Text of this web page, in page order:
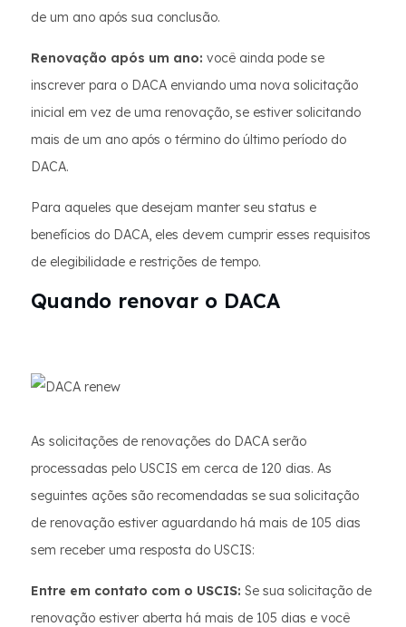
de um ano após sua conclusão.
Renovação após um ano: você ainda pode se
inscrever para o DACA enviando uma nova solicitação
inicial em vez de uma renovação, se estiver solicitando
mais de um ano após o término do último período do
DACA.
Para aqueles que desejam manter seu status e
benefícios do DACA, eles devem cumprir esses requisitos
de elegibilidade e restrições de tempo.
Quando renovar o DACA
As solicitações de renovações do DACA serão
processadas pelo USCIS em cerca de 120 dias. As
seguintes ações são recomendadas se sua solicitação
de renovação estiver aguardando há mais de 105 dias
sem receber uma resposta do USCIS:
Entre em contato com o USCIS: Se sua solicitação de
renovação estiver aberta há mais de 105 dias e você